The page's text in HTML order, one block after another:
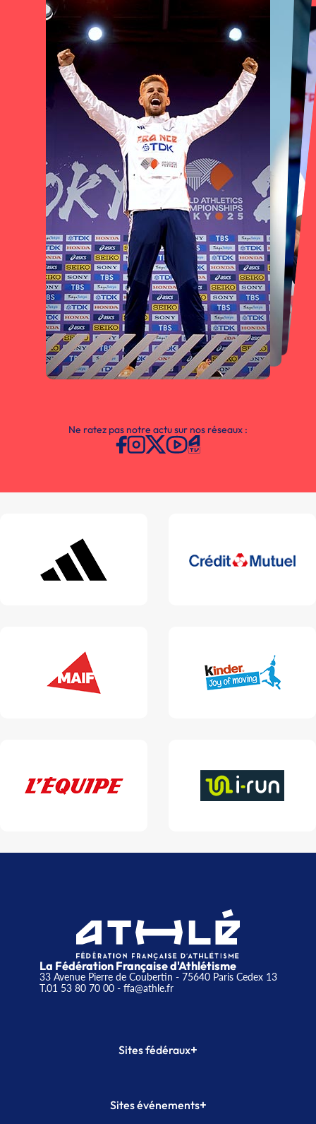
Ne ratez pas notre actu sur nos réseaux :
La Fédération Française d'Athlétisme
33 Avenue Pierre de Coubertin - 75640 Paris Cedex 13
T.01 53 80 70 00- ffa@athle.fr
Sites fédéraux+
Plateforme Formation
Sites événements+